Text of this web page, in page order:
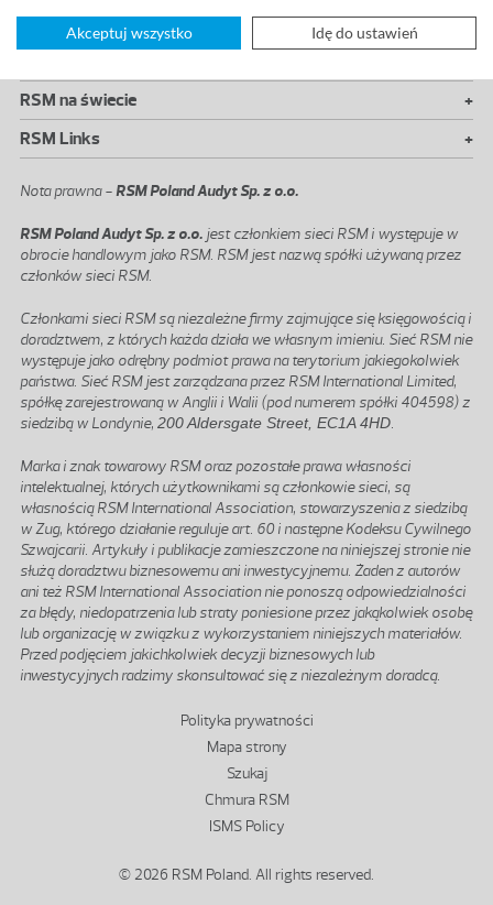
RSM na świecie
+
RSM Links
+
Nota prawna -RSM Poland Audyt Sp. z o.o.
RSM Poland Audyt Sp. z o.o. jest członkiem sieci RSM i występuje w
obrocie handlowym jako RSM. RSM jest nazwą spółki używaną przez
członków sieci RSM.
Członkami sieci RSM są niezależne firmy zajmujące się księgowością i
doradztwem, z których każda działa we własnym imieniu. Sieć RSM nie
występuje jako odrębny podmiot prawa na terytorium jakiegokolwiek
państwa. Sieć RSM jest zarządzana przez RSM International Limited,
spółkę zarejestrowaną w Anglii i Walii (pod numerem spółki 404598) z
siedzibą w Londynie, 200 Aldersgate Street, EC1A 4HD.
Marka i znak towarowy RSM oraz pozostałe prawa własności
intelektualnej, których użytkownikami są członkowie sieci, są
własnością RSM International Association, stowarzyszenia z siedzibą
w Zug, którego działanie reguluje art. 60 i następne Kodeksu Cywilnego
Szwajcarii. Artykuły i publikacje zamieszczone na niniejszej stronie nie
służą doradztwu biznesowemu ani inwestycyjnemu. Żaden z autorów
ani też RSM International Association nie ponoszą odpowiedzialności
za błędy, niedopatrzenia lub straty poniesione przez jakąkolwiek osobę
lub organizację w związku z wykorzystaniem niniejszych materiałów.
Przed podjęciem jakichkolwiek decyzji biznesowych lub
inwestycyjnych radzimy skonsultować się z niezależnym doradcą.
© 2026 RSM Poland. All rights reserved.
Polityka prywatności
Mapa strony
Szukaj
Chmura RSM
ISMS Policy
Akceptuj wszystko Idę do ustawień